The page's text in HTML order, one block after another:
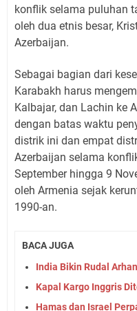
konflik selama puluhan
oleh dua etnis besar,
Azerbaijan.
Sebagai bagian dari
Karabakh harus
Kalbajar, dan Lachin ke
dengan batas waktu
distrik ini dan empat
Azerbaijan selama
September hingga 9
oleh Armenia sejak
1990-an.
BACA JUGA
India Bikin Rudal
Kapal Kargo Inggris
Hamas dan Israel